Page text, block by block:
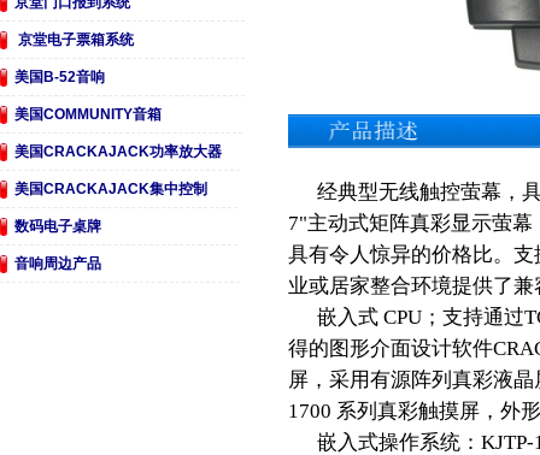
京堂电子票箱系统
美国B-52音响
美国COMMUNITY音箱
美国CRACKAJACK功率放大器
美国CRACKAJACK集中控制
数码电子桌牌
音响周边产品
经典型无线触控萤幕，
7"主动式矩阵真彩显示萤
具有令人惊异的价格比。
业或居家整合环境提供了
嵌入式 CPU；支持通过
得的图形介面设计软件
屏，采用有源阵列真彩液
1700 系列真彩触摸屏，外
嵌入式操作系统：